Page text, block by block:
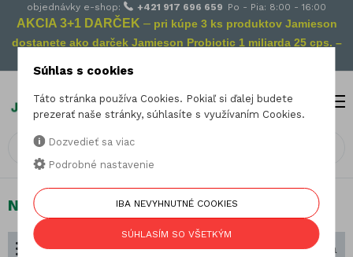
objednávky e-shop: +421 917 696 659 Po - Pia: 8:00 - 16:00
AKCIA 3+1 DARČEK – pri kúpe 3 ks produktov Jamieson
dostanete ako darček Jamieson Probiotic 1 miliarda 25 cps. –
0
Nálada a energia
Zoradiť podľa
Rozdelenie podľa zamerania
Súhlas s cookies
Táto stránka používa Cookies. Pokiaľ si ďalej budete
prezerať naše stránky, súhlasíte s využívaním Cookies.
Dozvedieť sa viac
Podrobné nastavenie
IBA NEVYHNUTNÉ COOKIES
SÚHLASÍM SO VŠETKÝM